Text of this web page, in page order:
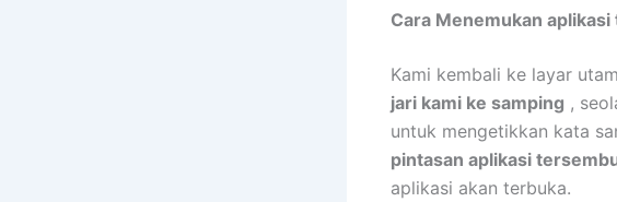
Cara Menemukan
Kami kembali ke layar
jari kami ke samping ,
untuk mengetikkan kata
pintasan aplikasi
aplikasi akan terbuka.